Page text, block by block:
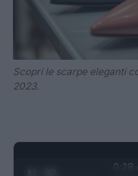
Scopri le scarpe eleganti
2023.
0:28